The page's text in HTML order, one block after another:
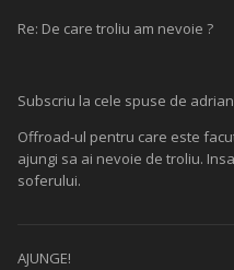
Re: De care troliu am nevoie ?
Subscriu la cele spuse de
Offroad-ul pentru care este
ajungi sa ai nevoie de troliu.
soferului.
AJUNGE!